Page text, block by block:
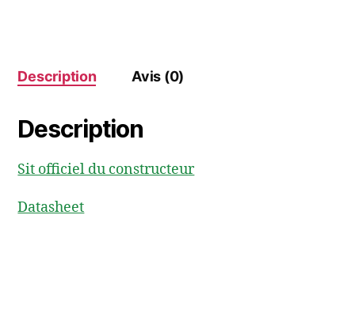
Description Avis (0)
Description
Sit officiel du constructeur
Datasheet